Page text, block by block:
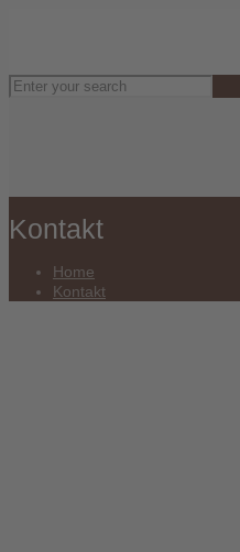
Kontakt
Home
Kontakt